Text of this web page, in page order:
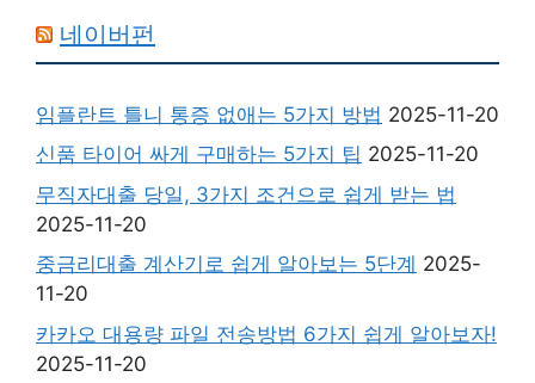
네이버펀
임플란트 틀니 통증 없애는 5가지 방법 2025-11-20
신품 타이어 싸게 구매하는 5가지 팁 2025-11-20
무직자대출 당일, 3가지 조건으로 쉽게 받는 법
2025-11-20
중금리대출 계산기로 쉽게 알아보는 5단계 2025-
11-20
카카오 대용량 파일 전송방법 6가지 쉽게 알아보자!
2025-11-20